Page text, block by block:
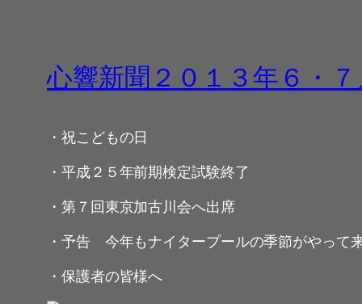
心響新聞２０１３年６・
・祝こどもの日
・平成２５年前期検定試験終了
・第７回東京加古川会へ出席
・予告 今年もナイタープールの季節がやって
・保護者の皆様へ